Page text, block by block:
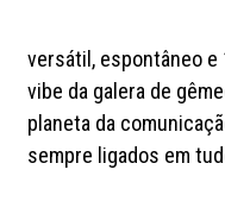
versátil, espontâneo e
vibe da galera de
planeta da
sempre ligados em